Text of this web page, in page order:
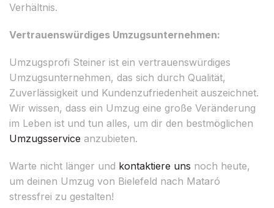
Verhältnis.
Vertrauenswürdiges Umzugsunternehmen:
Umzugsprofi Steiner ist ein vertrauenswürdiges
Umzugsunternehmen, das sich durch Qualität,
Zuverlässigkeit und Kundenzufriedenheit auszeichnet.
Wir wissen, dass ein Umzug eine große Veränderung
im Leben ist und tun alles, um dir den bestmöglichen
Umzugsservice anzubieten.
Warte nicht länger und kontaktiere uns noch heute,
um deinen Umzug von Bielefeld nach Mataró
stressfrei zu gestalten!